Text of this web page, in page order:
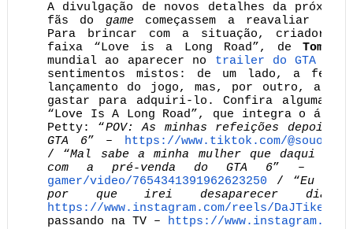
A divulgação de novos detalhes da próxima
fãs do gamecomeçassem a reavaliar
Para brincar com a situação, criadores
faixa “Love is a Long Road”, deTom
mundial ao aparecer no trailer do GTA 6
sentimentos mistos: de um lado, a
lançamento do jogo, mas, por outro, a
gastar para adquiri-lo. Confira algumas
“Love Is A Long Road”, que integra o
Petty: “POV: As minhas refeições depois
GTA 6” – https://www.tiktok.com/@
/ “Mal sabe a minha mulher que daqui a
com a pré-venda do GTA 6” –
gamer/video/7654341391962623250 / “Eu
por que irei desaparecer dia
https://www.instagram.com/reels/
passando na TV – https://www.instagram.com/